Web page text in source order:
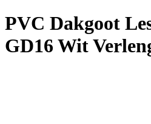
PVC Dakgoot
GD16 Wit